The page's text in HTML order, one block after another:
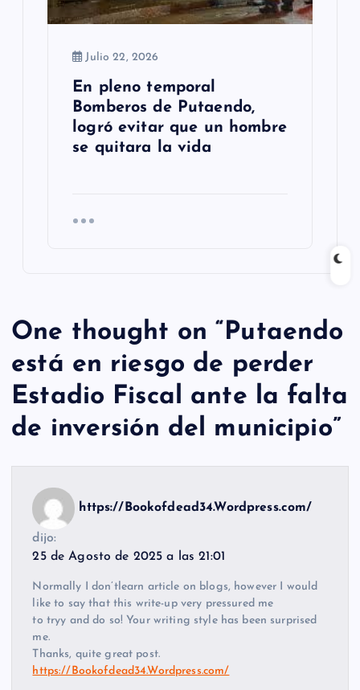
Julio 22, 2026
En pleno temporal
Bomberos de Putaendo,
logró evitar que un hombre
se quitara la vida
One thought on “Putaendo
está en riesgo de perder
Estadio Fiscal ante la falta
de inversión del municipio”
https://Bookofdead34.Wordpress.com/
dijo:
25 de Agosto de 2025 a las 21:01
Normally I don’tlearn article on blogs, however I would
like to say that this write-up very pressured me
to tryy and do so! Your writing style has been surprised
me.
Thanks, quite great post.
https://Bookofdead34.Wordpress.com/